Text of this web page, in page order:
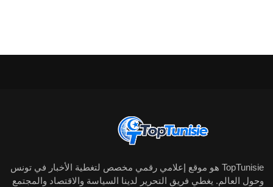
TopTunisie هو موقع إعلامي رقمي مخصص لتغطية الأخبار في تونس
وحول العالم. يغطي فريق التحرير لدينا السياسة والاقتصاد والمجتمع